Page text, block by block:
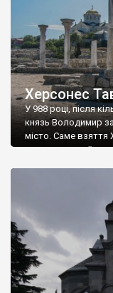
Херсонес
У 988 році, після
князь Володимир
місто. Саме
диктувати свої
Херсонесі
А потім було